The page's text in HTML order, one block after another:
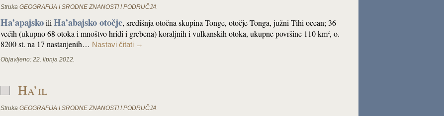
Struka GEOGRAFIJA I SRODNE ZNANOSTI I PODRUČJA
Ha’apajskoili Ha’abajsko otočje, središnja otočna skupina Tonge, otočje Tonga, južni Tihi ocean; 36
većih (ukupno 68 otoka i mnoštvo hridi i grebena) koraljnih i vulkanskih otoka, ukupne površine 110 km2, o.
8200 st. na 17 nastanjenih… Nastavi čitati →
Objavljeno: 22. lipnja 2012.
Ha’il
Struka GEOGRAFIJA I SRODNE ZNANOSTI I PODRUČJA